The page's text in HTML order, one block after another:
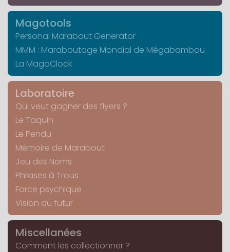
Magotools
Personal Marabout Generator
MMM : Maraboutage Mondial de Mégabambou
La MagoClock
Laboratoire
Qui veut gagner des flyers ?
Le Taquin
Le Pendu
Mémoire de Marabout
Jeu des Noms
Phrases à Trous
Force psychique
Vision du futur
Miscellanées
Comment les collectionner ?